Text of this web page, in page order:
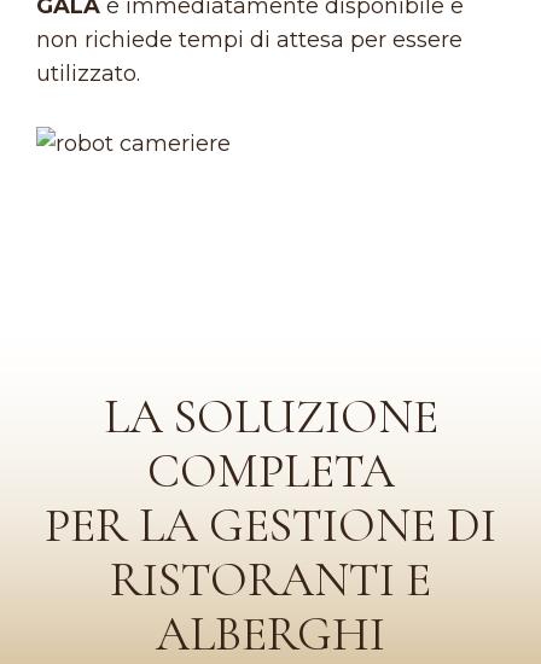
GALA è immediatamente disponibile e
non richiede tempi di attesa per essere
utilizzato.
LA SOLUZIONE
COMPLETA
PER LA GESTIONE DI
RISTORANTI E
ALBERGHI